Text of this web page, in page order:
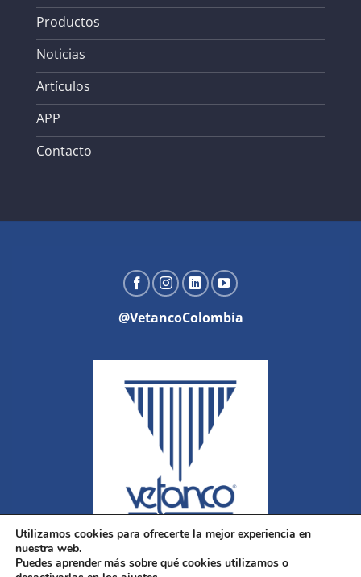
Productos
Noticias
Artículos
APP
Contacto
@VetancoColombia
Utilizamos cookies para ofrecerte la mejor experiencia en
nuestra web.
Puedes aprender más sobre qué cookies utilizamos o